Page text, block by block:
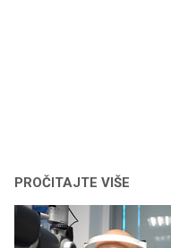
PROČITAJTE VIŠE